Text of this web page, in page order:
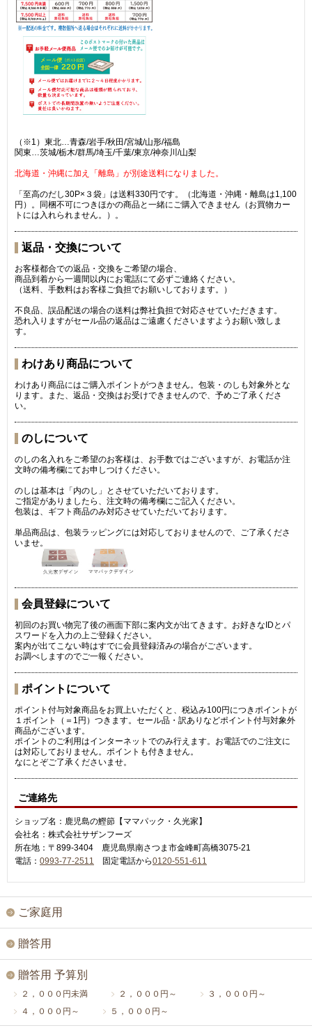
（※1）東北…青森/岩手/秋田/宮城/山形/福島
関東…茨城/栃木/群馬/埼玉/千葉/東京/神奈川/山梨
北海道・沖縄に加え「離島」が別途送料になりました。
「至高のだし30P×３袋」は送料330円です。（北海道・沖縄・離島は1,100
円）。同梱不可につきほかの商品と一緒にご購入できません（お買物カー
トには入れられません。）。
返品・交換について
お客様都合での返品・交換をご希望の場合、
商品到着から一週間以内にお電話にて必ずご連絡ください。
（送料、手数料はお客様ご負担でお願いしております。）
不良品、誤品配送の場合の送料は弊社負担で対応させていただきます。
恐れ入りますがセール品の返品はご遠慮くださいますようお願い致しま
す。
わけあり商品について
わけあり商品にはご購入ポイントがつきません。包装・のしも対象外とな
ります。また、返品・交換はお受けできませんので、予めご了承くださ
い。
のしについて
のしの名入れをご希望のお客様は、お手数ではございますが、お電話か注
文時の備考欄にてお申しつけください。
のしは基本は「内のし」とさせていただいております。
ご指定がありましたら、注文時の備考欄にご記入ください。
包装は、ギフト商品のみ対応させていただいております。
単品商品は、包装ラッピングには対応しておりませんので、ご了承くださ
いませ。
会員登録について
初回のお買い物完了後の画面下部に案内文が出てきます。お好きなIDとパ
スワードを入力の上ご登録ください。
案内が出てこない時はすでに会員登録済みの場合がございます。
お調べしますのでご一報ください。
ポイントについて
ポイント付与対象商品をお買上いただくと、税込み100円につきポイントが
１ポイント（＝1円）つきます。セール品・訳ありなどポイント付与対象外
商品がございます。
ポイントのご利用はインターネットでのみ行えます。お電話でのご注文に
は対応しておりません。ポイントも付きません。
なにとぞご了承くださいませ。
ご連絡先
ショップ名：鹿児島の鰹節【ママパック・久光家】
会社名：株式会社サザンフーズ
所在地：〒899-3404 鹿児島県南さつま市金峰町高橋3075-21
電話： 0993-77-2511 固定電話から0120-551-611
ご家庭用
贈答用
贈答用 予算別
２，０００円未満 ２，０００円～
３，０００円～
４，０００円～
５，０００円～